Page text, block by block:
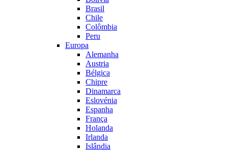
Brasil
Chile
Colômbia
Peru
Europa
Alemanha
Austria
Bélgica
Chipre
Dinamarca
Eslovénia
Espanha
França
Holanda
Irlanda
Islândia